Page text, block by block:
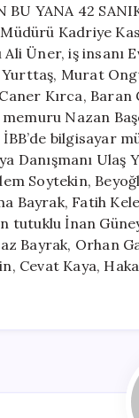
BU YANA 42
Kadriye
Ali Üner, iş
Murat
Kırca,
Nazan
bilgisayar
Danışmanı
Soytekin,
Bayrak, Fatih
tutuklu İnan
Bayrak, Orhan
Cevat Kaya,